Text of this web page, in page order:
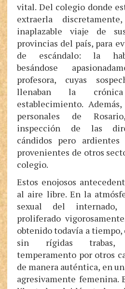
vital. Del colegio donde
extraerla
inaplazable viaje de
provincias del país, para
de escándalo: la
besándose
profesora, cuyas
llenaban la
establecimiento.
personales de
inspección de las
cándidos pero
provenientes de otros
colegio.
Estos enojosos
al aire libre. En la
sexual del internado,
proliferado
obtenido todavía a
sin rígidas trabas,
temperamento por otros
de manera auténtica, en
agresivamente femenina.